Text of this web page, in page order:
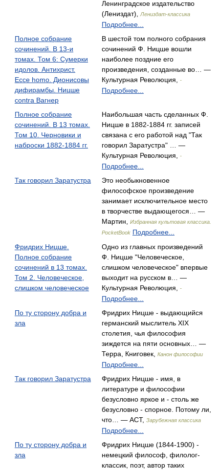
Ленинградское издательство
(Лениздат),
Лениздат-классика
Подробнее...
Полное собрание
сочинений. В 13-и
томах. Том 6: Сумерки
идолов. Антихрист.
Ecce homo. Дионисовы
дифирамбы. Ницше
contra Вагнер
В шестой том полного собрания
сочинений Ф. Ницше вошли
наиболее поздние его
произведения, созданные во… —
Культурная Революция,
-
Подробнее...
Полное собрание
сочинений. В 13 томах.
Том 10. Черновики и
наброски 1882-1884 гг.
Наибольшая часть сделанных Ф.
Ницше в 1882-1884 гг. записей
связана с его работой над "Так
говорил Заратустра" … —
Культурная Революция,
-
Подробнее...
Так говорил Заратустра
Это необыкновенное
философское произведение
занимает исключительное место
в творчестве выдающегося… —
Мартин,
Избранная культовая классика.
PocketBook Подробнее...
Фридрих Ницше.
Полное собрание
сочинений в 13 томах.
Том 2. Человеческое,
слишком человеческое
Одно из главных произведений
Ф. Ницше "Человеческое,
слишком человеческое" впервые
выходит на русском в… —
Культурная Революция,
-
Подробнее...
По ту сторону добра и
зла
Фридрих Ницше - выдающийся
германский мыслитель XIX
столетия, чья философия
зиждется на пяти основных… —
Терра, Книговек,
Канон философии
Подробнее...
Так говорил Заратустра
Фридрих Ницше - имя, в
литературе и философии
безусловно яркое и - столь же
безусловно - спорное. Потому ли,
что… — АСТ, Зарубежная классика
Подробнее...
По ту сторону добра и
зла
Фридрих Ницше (1844-1900) -
немецкий философ, филолог-
классик, поэт, автор таких